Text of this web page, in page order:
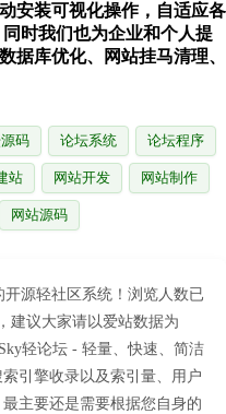
安装可视化操作，自适应各
时我们也为企业和个人提
据库优化、网站挂马清理、
码 论坛系统 论坛程序
站 网站开发 网站制作
网站源码
源轻社区系统！浏览人数已
建议大家请以爱站数据为
轻论坛 - 轻量、快速、简洁
引擎收录以及索引量、用户
主要还是需要根据您自身的